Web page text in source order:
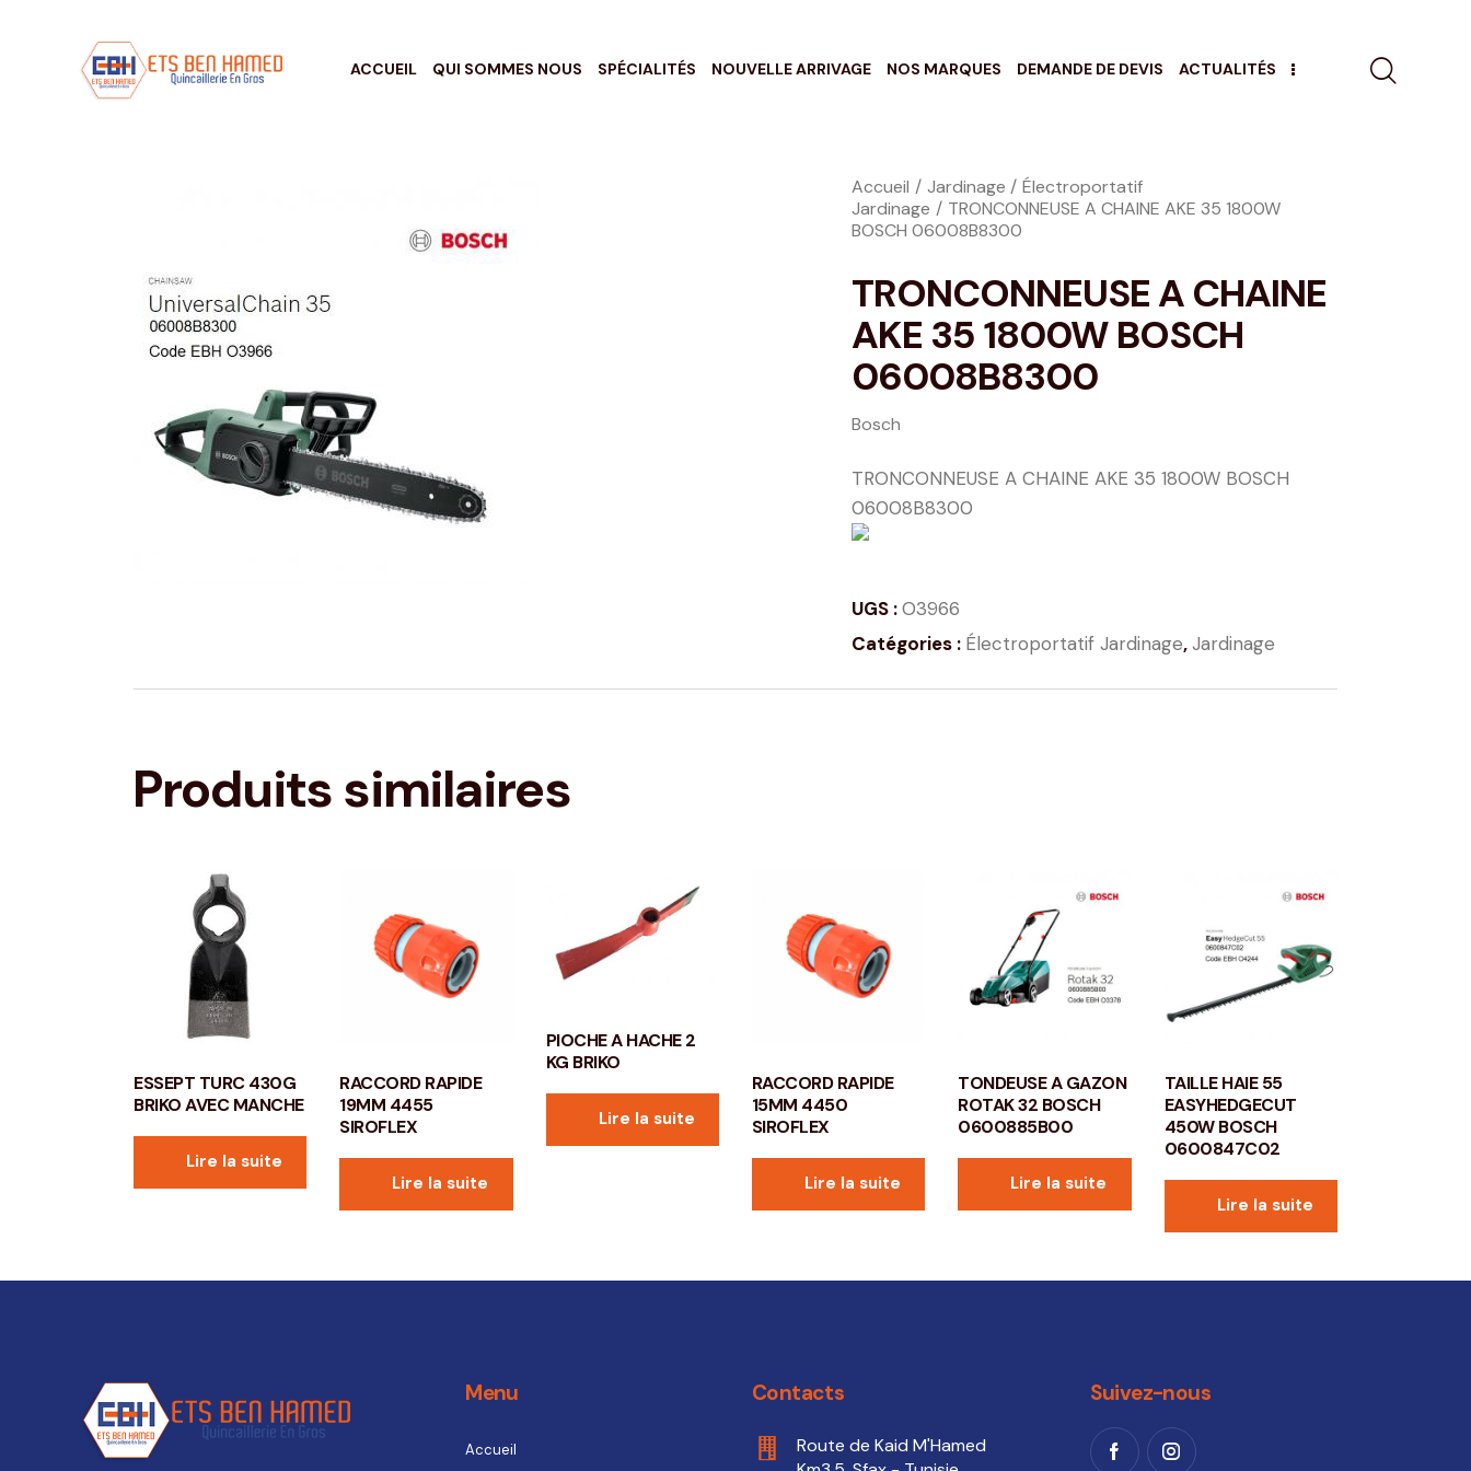
ACCUEIL QUI SOMMES NOUS SPÉCIALITÉS NOUVELLE ARRIVAGE NOS MARQUES DEMANDE DE DEVIS ACTUALITÉS
Accueil Jardinage
Électroportatif
Jardinage
TRONCONNEUSE A CHAINE AKE 35 1800W
BOSCH 06008B8300
TRONCONNEUSE A CHAINE
AKE 35 1800W BOSCH
06008B8300
Bosch
TRONCONNEUSE A CHAINE AKE 35 1800W BOSCH
06008B8300
UGS :O3966
Catégories : Électroportatif Jardinage,Jardinage
Produits similaires
ESSEPT TURC 430G
BRIKO AVEC MANCHE
Lire la suite
RACCORD RAPIDE
19MM 4455
SIROFLEX
Lire la suite
PIOCHE A HACHE 2
KG BRIKO
Lire la suite
RACCORD RAPIDE
15MM 4450
SIROFLEX
Lire la suite
TONDEUSE A GAZON
ROTAK 32 BOSCH
0600885B00
Lire la suite
TAILLE HAIE 55
EASYHEDGECUT
450W BOSCH
0600847C02
Lire la suite
Menu
Accueil
Contacts
Route de Kaid M'Hamed
Suivez-nous